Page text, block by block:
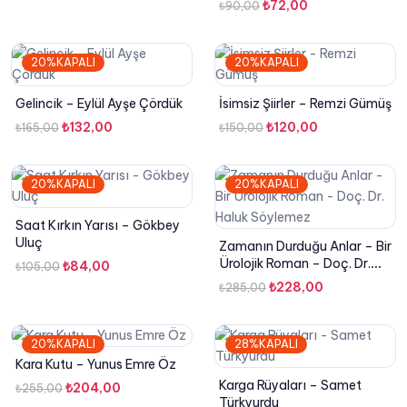
₺96,00.
₺90,00 Orijinal
₺90,00.
₺72,00
fiyat:
₺72,00.
20%KAPALI
Gelincik – Eylül Ayşe Çördük
₺165,00 Orijinal
₺165,00.
₺132,00
fiyat:
20%KAPALI
İsimsiz Şiirler – Remzi Gümüş
₺150,00 Orijinal
₺150,00.
₺120,00
fiyat:
₺120,00.
20%KAPALI
Saat Kırkın Yarısı – Gökbey
Uluç
₺105,00 Orijinal
₺84,00
₺84,00.
20%KAPALI
Zamanın Durduğu Anlar – Bir
Ürolojik Roman – Doç. Dr.
Haluk Söylemez
₺285,00 Orijinal
₺285,00.
₺228,00
fiyat:
20%KAPALI
Kara Kutu – Yunus Emre Öz
₺255,00 Orijinal
₺204,00
28%KAPALI
Karga Rüyaları – Samet
Türkyurdu